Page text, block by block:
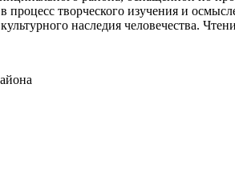
процесс творческого изучения и
наследия человечества.